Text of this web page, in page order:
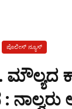
ಪೊಲೀಸ್ ನ್ಯೂಸ್
ಮೌಲ್ಯದ